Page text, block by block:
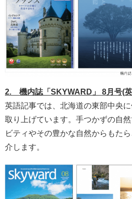
2. 機内誌「SKYWARD」 8月号(
英語記事では、北海道の東部中央
取り上げています。手つかずの自
ビティやその豊かな自然からもた
介します。